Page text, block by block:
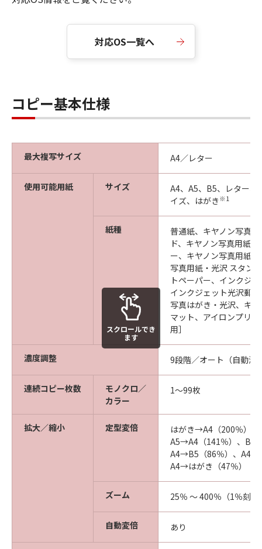
対応OS一覧へ
コピー基本仕様
最大複写サイズ A4／レター
使用可能用紙 サイズ
A4、A5、B5、レター、
イズ、はがき ※1
紙種
普通紙、キヤノン写真
ド、キヤノン写真用紙
ー、キヤノン写真用紙
写真用紙・光沢 スタン
トペーパー、インクジ
インクジェット光沢郵
写真はがき・光沢、キ
マット、アイロンプリ
用］
濃度調整 9段階／オート（自動濃
連続コピー枚数
モノクロ／
カラー
1～99枚
拡大／縮小 定型変倍
はがき→A4（200％）、
A5→A4（141％）、
A4→B5（86％）、
A4→はがき（47％）
ズーム 25％ ～ 400％（1％刻み
自動変倍 あり
スクロールでき
ます